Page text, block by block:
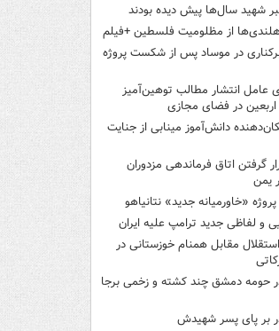
شهید سال‌ها پیش دیده بودند
از مظلومیت فلسطین +فیلم
در موساد پس از شکست پروژه
عامل انتشار مطالب توهین‌آمیز
اربعین در فضای مجازی
دانش‌آموز مینابی از جنایت
گرفتن اتاق‌ فرماندهی مزدوران
یمن
«خاورمیانه جدید» نتانیاهو
و لفاظی جدید ترامپ علیه ایران
مقابل همنام خوزستانی در
حومه دمشق چند کشته و زخمی برجا
بر پای پسر شهیدش